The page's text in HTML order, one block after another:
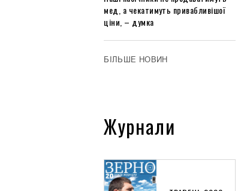
мед, а чекатимуть привабливішої
ціни, – думка
БІЛЬШЕ НОВИН
Журнали